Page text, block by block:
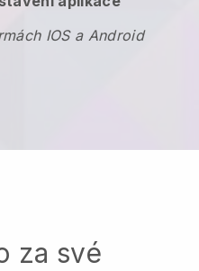
IOS a Android
za své